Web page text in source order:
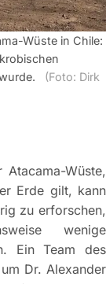
Wüste in Chile:
(Foto: Dirk
Wüste,
Erde gilt, kann
zu erforschen,
wenige
Ein Team des
Dr. Alexander